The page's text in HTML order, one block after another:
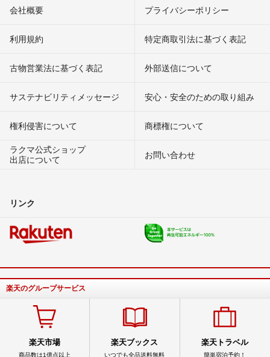
会社概要 プライバシーポリシー
利用規約 特定商取引法に基づく表記
古物営業法に基づく表記 外部送信について
サステナビリティメッセージ 安心・安全のための取り組み
権利侵害について
商標権について
ラクマ公式ショップ
出店について
お問い合わせ
リンク
楽天のグループサービス
楽天市場
商品数は1億点以上
楽天ブックス
いつでも全品送料無料
楽天トラベル
簡単宿泊予約！